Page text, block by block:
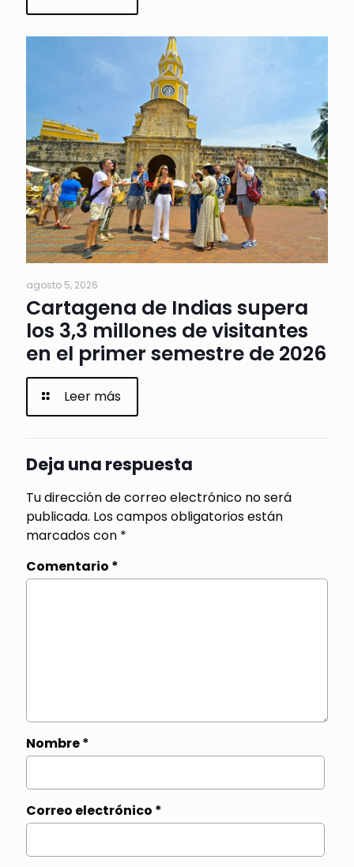
agosto 5, 2026
Cartagena de Indias supera
los 3,3 millones de visitantes
en el primer semestre de 2026
Leer más
Deja una respuesta
Tu dirección de correo electrónico no será
publicada. Los campos obligatorios están
marcados con *
Comentario *
Nombre*
Correo electrónico *